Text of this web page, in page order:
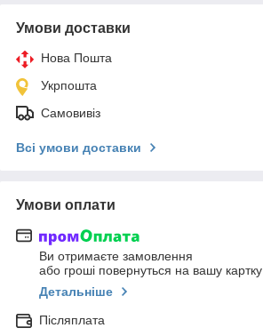
Умови доставки
Нова Пошта
Укрпошта
Самовивіз
Всі умови доставки
Умови оплати
Ви отримаєте замовлення
або гроші повернуться на вашу картку
Детальніше
Післяплата